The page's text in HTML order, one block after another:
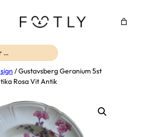
/ Gustavsberg Geranium 5st
Rosa Vit Antik